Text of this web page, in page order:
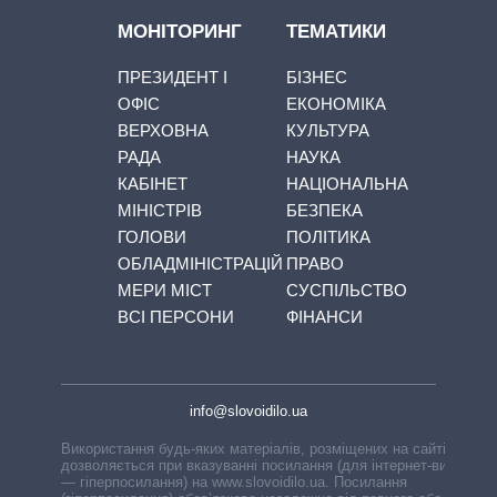
МОНІТОРИНГ
ПРЕЗИДЕНТ І
ОФІС
ВЕРХОВНА
РАДА
КАБІНЕТ
МІНІСТРІВ
ГОЛОВИ
ОБЛАДМІНІСТРАЦІЙ
МЕРИ МІСТ
ВСІ ПЕРСОНИ
ТЕМАТИКИ
БІЗНЕС
ЕКОНОМІКА
КУЛЬТУРА
НАУКА
НАЦІОНАЛЬНА
БЕЗПЕКА
ПОЛІТИКА
ПРАВО
СУСПІЛЬСТВО
ФІНАНСИ
info@slovoidilo.ua
Використання будь-яких матеріалів, розміщених на сайті,
дозволяється при вказуванні посилання (для інтернет-видань
— гіперпосилання) на www.slovoidilo.ua. Посилання